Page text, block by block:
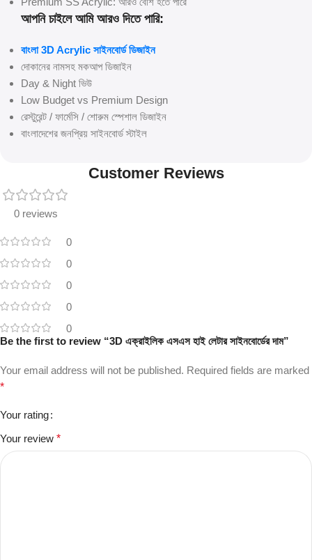
আপনি চাইলে আমি আরও দিতে পারি:
বাংলা 3D Acrylic সাইনবোর্ড ডিজাইন
দোকানের নামসহ মকআপ ডিজাইন
Day & Night ভিউ
Low Budget vs Premium Design
রেস্টুরেন্ট / ফার্মেসি / শোরুম স্পেশাল ডিজাইন
বাংলাদেশের জনপ্রিয় সাইনবোর্ড স্টাইল
Customer Reviews
0 reviews
0
0
0
0
0
Be the first to review “3D এক্রাইলিক এসএস হাই লেটার সাইনবোর্ডের দাম”
Your email address will not be published. Required fields are marked
*
Your rating
Your review *